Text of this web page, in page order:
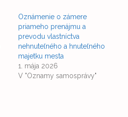
Oznámenie o zámere
priameho prenájmu a
prevodu vlastníctva
nehnuteľného a hnuteľného
majetku mesta
1. mája 2026
V "Oznamy samosprávy"